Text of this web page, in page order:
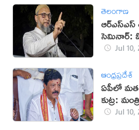
తెలంగాణ
సెమినార్:
Jul 10,
ఆంధ్రప్రదేశ్
ఏపీలో మత
కుట్ర:
Jul 10,